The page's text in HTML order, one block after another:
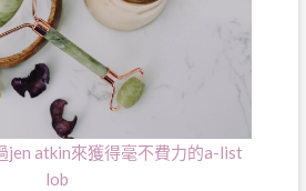
jen atkin來獲得毫不費力的a-list
lob